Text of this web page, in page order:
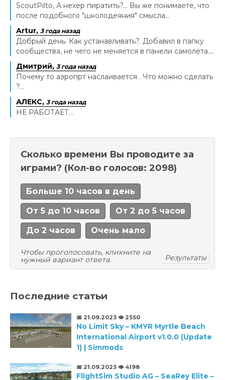
ScoutPilto, А нехер пиратить?... Вы же понимаете, что
после подобного "школодеяния" смысла...
Artur, 3 года назад
Добрый день. Как устанавливать?. Добавил в папку
сообщества, не чего не меняется в панели самолёта....
Дмитрий, 3 года назад
Почему то аэропрт наслаивается . Что можно сделать
?...
АЛЕКС, 3 года назад
НЕ РАБОТАЕТ...
Сколько времени Вы проводите за
играми? (Кол-во голосов: 2098)
Больше 10 часов в день
От 5 до 10 часов От 2 до 5 часов
До 2 часов Очень мало
Чтобы проголосовать, кликните на
нужный вариант ответа.
Результаты
Последние статьи
📅 21.09.2023 👁️ 2550
No Limit Sky – KMYR Myrtle Beach
International Airport v1.0.0 (Update
1) | Simmods
📅 21.09.2023 👁️ 4198
FlightSim Studio AG – SeaRey Elite –